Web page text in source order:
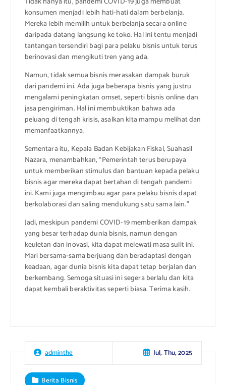
konsumen menjadi lebih hati-hati dalam berbelanja.
Mereka lebih memilih untuk berbelanja secara online
daripada datang langsung ke toko. Hal ini tentu menjadi
tantangan tersendiri bagi para pelaku bisnis untuk terus
berinovasi dan mengikuti tren yang ada.
Namun, tidak semua bisnis merasakan dampak buruk
dari pandemi ini. Ada juga beberapa bisnis yang justru
mengalami peningkatan omset, seperti bisnis online dan
jasa pengiriman. Hal ini membuktikan bahwa ada
peluang di tengah krisis, asalkan kita mampu melihat dan
memanfaatkannya.
Sementara itu, Kepala Badan Kebijakan Fiskal, Suahasil
Nazara, menambahkan, “Pemerintah terus berupaya
untuk memberikan stimulus dan bantuan kepada pelaku
bisnis agar mereka dapat bertahan di tengah pandemi
ini. Kami juga mengimbau agar para pelaku bisnis dapat
berkolaborasi dan saling mendukung satu sama lain.”
Jadi, meskipun pandemi COVID-19 memberikan dampak
yang besar terhadap dunia bisnis, namun dengan
keuletan dan inovasi, kita dapat melewati masa sulit ini.
Mari bersama-sama berjuang dan beradaptasi dengan
keadaan, agar dunia bisnis kita dapat tetap berjalan dan
berkembang. Semoga situasi ini segera berlalu dan kita
dapat kembali beraktivitas seperti biasa. Terima kasih.
adminthe Jul, Thu, 2025
Berita Bisnis